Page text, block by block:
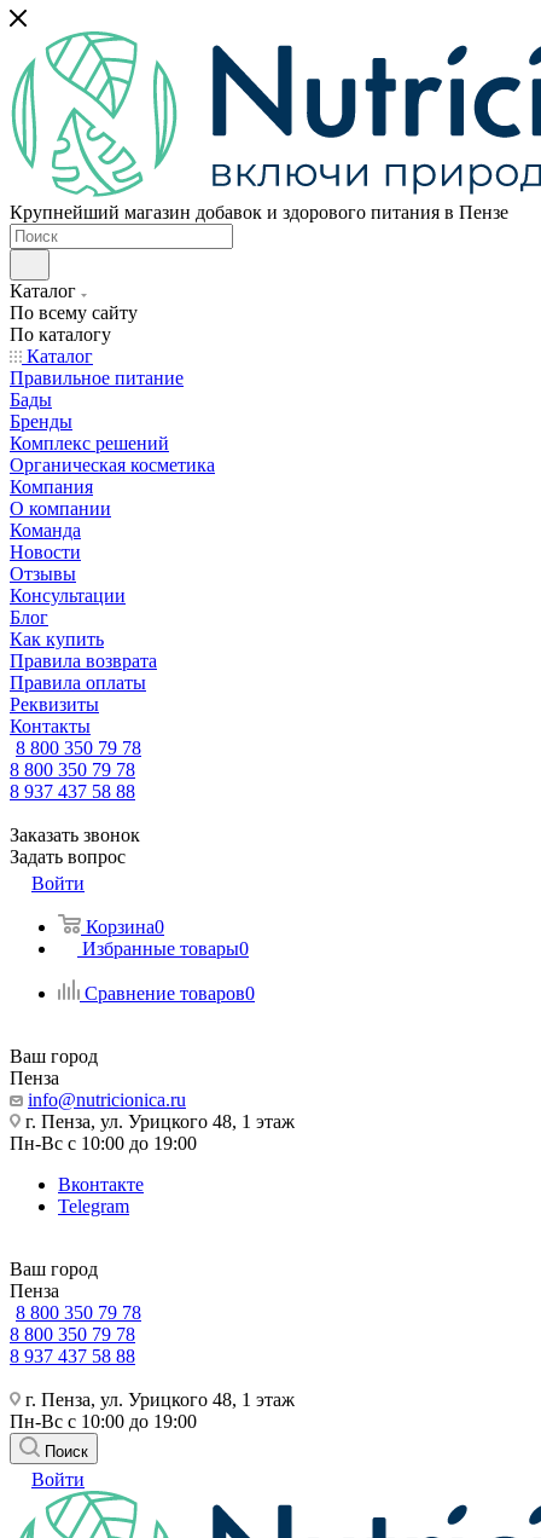
Крупнейший магазин добавок и здорового питания в Пензе
Каталог
По всему сайту
По каталогу
Каталог
Правильное питание
Бады
Бренды
Комплекс решений
Органическая косметика
Компания
О компании
Команда
Новости
Отзывы
Консультации
Блог
Как купить
Правила возврата
Правила оплаты
Реквизиты
Контакты
8 800 350 79 78
8 800 350 79 78
8 937 437 58 88
Заказать звонок
Задать вопрос
Войти
Корзина0
Избранные товары0
Сравнение товаров0
Ваш город
Пенза
info@nutricionica.ru
г. Пенза, ул. Урицкого 48, 1 этаж
Пн-Вс с 10:00 до 19:00
Вконтакте
Telegram
Ваш город
Пенза
8 800 350 79 78
8 800 350 79 78
8 937 437 58 88
г. Пенза, ул. Урицкого 48, 1 этаж
Пн-Вс с 10:00 до 19:00
Поиск
Войти